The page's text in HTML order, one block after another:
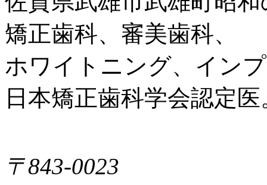
矯正歯科、審美歯科、
ホワイトニング、イン
日本矯正歯科学会認定
〒843-0023